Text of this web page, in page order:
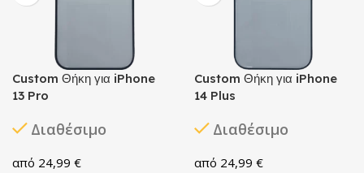
Custom Θήκη για iPhone
13 Pro
Διαθέσιμο
24,99 €
Custom Θήκη για iPhone
14 Plus
Διαθέσιμο
24,99 €